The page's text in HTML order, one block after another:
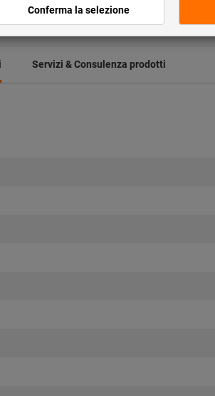
Aggiungi alla lista dei preferiti
Servizi & Consulenza prodotti